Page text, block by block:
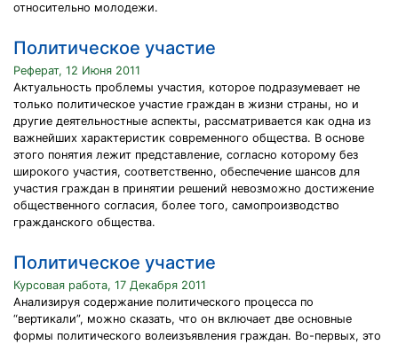
относительно молодежи.
Политическое участие
Реферат, 12 Июня 2011
Актуальность проблемы участия, которое подразумевает не
только политическое участие граждан в жизни страны, но и
другие деятельностные аспекты, рассматривается как одна из
важнейших характеристик современного общества. В основе
этого понятия лежит представление, согласно которому без
широкого участия, соответственно, обеспечение шансов для
участия граждан в принятии решений невозможно достижение
общественного согласия, более того, самопроизводство
гражданского общества.
Политическое участие
Курсовая работа, 17 Декабря 2011
Анализируя содержание политического процесса по
“вертикали”, можно сказать, что он включает две основные
формы политического волеизъявления граждан. Во-первых, это